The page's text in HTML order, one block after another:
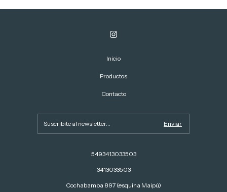
Inicio
Productos
Contacto
5493413033503
3413033503
Cochabamba 897 (esquina Maipú)